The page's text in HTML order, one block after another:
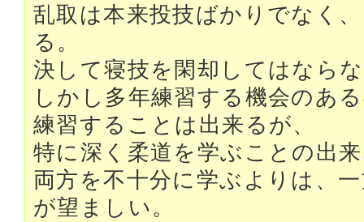
乱取は本来投技ばかりでなく
る。
決して寝技を閑却してはなら
しかし多年練習する機会のあ
練習することは出来るが、
特に深く柔道を学ぶことの出
両方を不十分に学ぶよりは、
が望ましい。